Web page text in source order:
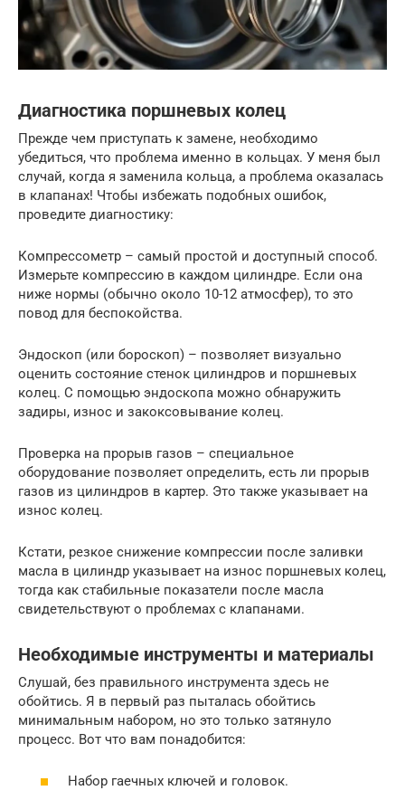
Диагностика поршневых колец
Прежде чем приступать к замене, необходимо
убедиться, что проблема именно в кольцах. У меня был
случай, когда я заменила кольца, а проблема оказалась
в клапанах! Чтобы избежать подобных ошибок,
проведите диагностику:
Компрессометр – самый простой и доступный способ.
Измерьте компрессию в каждом цилиндре. Если она
ниже нормы (обычно около 10-12 атмосфер), то это
повод для беспокойства.
Эндоскоп (или бороскоп) – позволяет визуально
оценить состояние стенок цилиндров и поршневых
колец. С помощью эндоскопа можно обнаружить
задиры, износ и закоксовывание колец.
Проверка на прорыв газов – специальное
оборудование позволяет определить, есть ли прорыв
газов из цилиндров в картер. Это также указывает на
износ колец.
Кстати, резкое снижение компрессии после заливки
масла в цилиндр указывает на износ поршневых колец,
тогда как стабильные показатели после масла
свидетельствуют о проблемах с клапанами.
Необходимые инструменты и материалы
Слушай, без правильного инструмента здесь не
обойтись. Я в первый раз пыталась обойтись
минимальным набором, но это только затянуло
процесс. Вот что вам понадобится:
Набор гаечных ключей и головок.